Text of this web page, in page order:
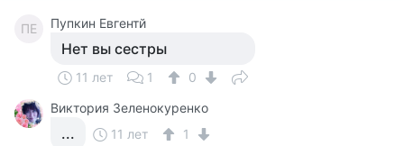
ПЕ Пупкин Евгентй
Нет вы сестры
11 лет 1
0
Виктория Зеленокуренко
... 11 лет 1